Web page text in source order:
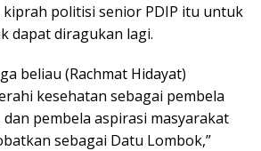
kiprah politisi senior PDIP itu untuk
dapat diragukan lagi.
beliau (Rachmat Hidayat)
kesehatan sebagai pembela
pembela aspirasi masyarakat
sebagai Datu Lombok,”